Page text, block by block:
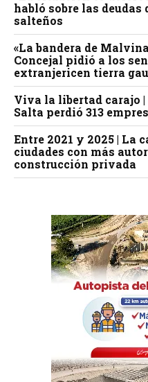
habló sobre las deudas
salteños
«La bandera de
Concejal pidió a los
extranjericen tierra
Viva la libertad carajo
Salta perdió 313
Entre 2021 y 2025 | La
ciudades con más
construcción privada